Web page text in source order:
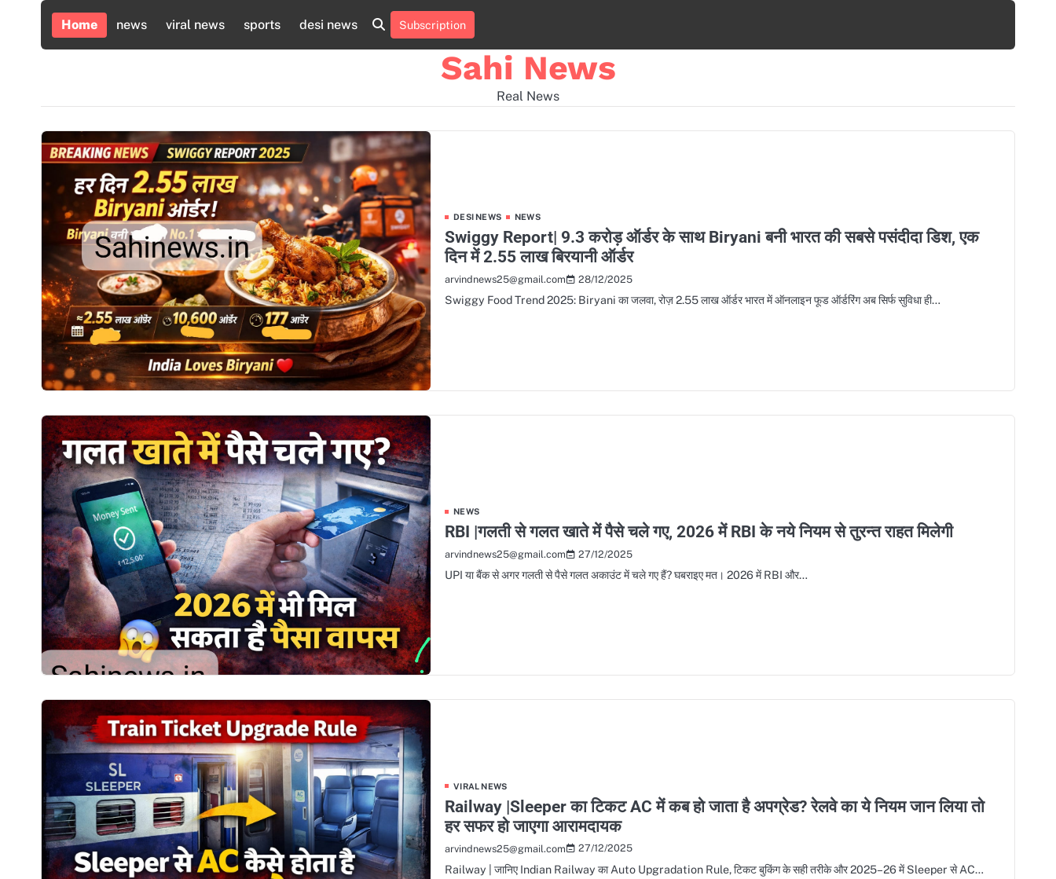
content
Home news viral news sports desi news
Home
news
viral
news
sports
desi
news
Subscription
Sahi News
Real News
DESI NEWS NEWS
Swiggy Report| 9.3 करोड़ ऑर्डर के साथ Biryani बनी भारत की सबसे पसंदीदा डिश, एक
दिन में 2.55 लाख बिरयानी ऑर्डर
arvindnews25@gmail.com 28/12/2025
Swiggy Food Trend 2025: Biryani का जलवा, रोज़ 2.55 लाख ऑर्डर भारत में ऑनलाइन फूड ऑर्डरिंग अब सिर्फ सुविधा ही…
NEWS
RBI |गलती से गलत खाते में पैसे चले गए, 2026 में RBI के नये नियम से तुरन्त राहत मिलेगी
arvindnews25@gmail.com 27/12/2025
UPI या बैंक से अगर गलती से पैसे गलत अकाउंट में चले गए हैं? घबराइए मत। 2026 में RBI और…
VIRAL NEWS
Railway |Sleeper का टिकट AC में कब हो जाता है अपग्रेड? रेलवे का ये नियम जान लिया तो
हर सफर हो जाएगा आरामदायक
arvindnews25@gmail.com 27/12/2025
Railway | जानिए Indian Railway का Auto Upgradation Rule, टिकट बुकिंग के सही तरीके और 2025–26 में Sleeper से AC…